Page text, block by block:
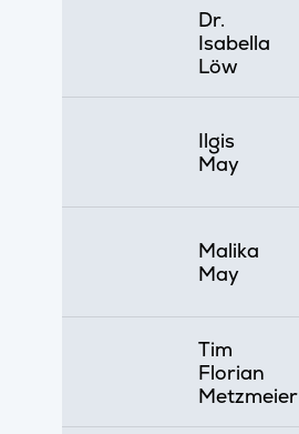
Dr.
Isabella
Löw
Ilgis
May
Malika
May
Tim
Florian
Metzmeier